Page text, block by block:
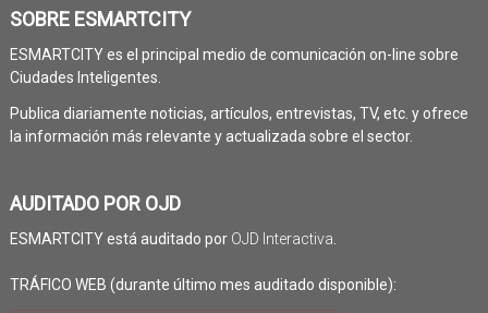
SOBRE ESMARTCITY
ESMARTCITY es el principal medio de comunicación on-line sobre
Ciudades Inteligentes.
Publica diariamente noticias, artículos, entrevistas, TV, etc. y ofrece
la información más relevante y actualizada sobre el sector.
AUDITADO POR OJD
ESMARTCITY está auditado por OJD Interactiva
TRÁFICO WEB (durante último mes auditado disponible):